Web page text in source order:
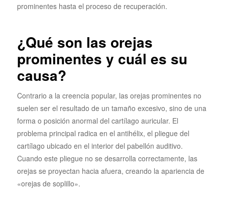
prominentes hasta el proceso de recuperación.
¿Qué son las orejas
prominentes y cuál es su
causa?
Contrario a la creencia popular, las orejas prominentes no
suelen ser el resultado de un tamaño excesivo, sino de una
forma o posición anormal del cartílago auricular. El
problema principal radica en el antihélix, el pliegue del
cartílago ubicado en el interior del pabellón auditivo.
Cuando este pliegue no se desarrolla correctamente, las
orejas se proyectan hacia afuera, creando la apariencia de
«orejas de soplillo».